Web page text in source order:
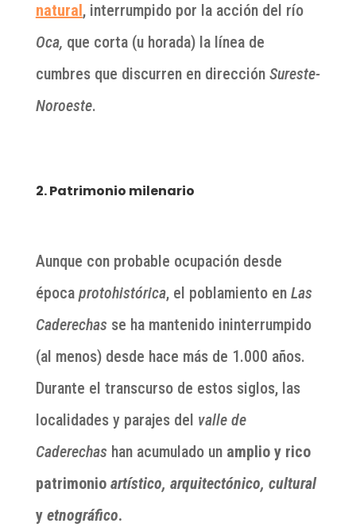
natural , interrumpido por la acción del río
Oca, que corta (u horada) la línea de
cumbres que discurren en dirección Sureste-
Noroeste.
2. Patrimonio milenario
Aunque con probable ocupación desde
época protohistórica, el poblamiento en Las
Caderechasse ha mantenido ininterrumpido
(al menos) desde hace más de 1.000 años.
Durante el transcurso de estos siglos, las
localidades y parajes del valle de
Caderechashan acumulado un amplio y rico
patrimonio artístico, arquitectónico, cultural
yetnográfico.